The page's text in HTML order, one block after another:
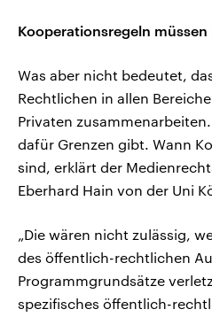
Kooperationsregeln
Was aber nicht bedeutet,
Rechtlichen in allen
Privaten
dafür Grenzen gibt. Wann
sind, erklärt der
Eberhard Hain von der Uni
„Die wären nicht zulässig,
des öffentlich-rechtlichen
Programmgrundsätze
spezifisches öffentlich-